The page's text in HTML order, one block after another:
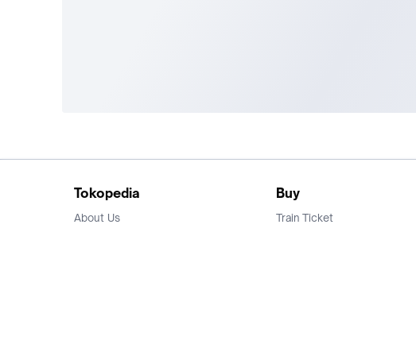
Tokopedia
About Us
Buy
Train Ticket